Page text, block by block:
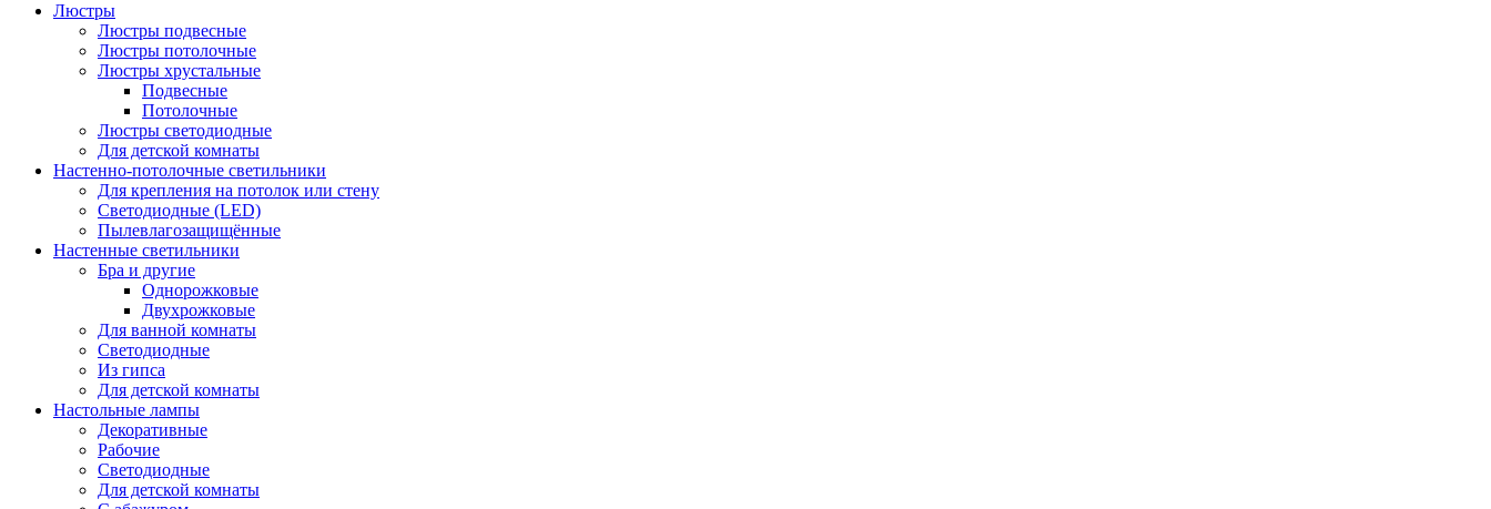
Люстры
Люстры подвесные
Люстры потолочные
Люстры хрустальные
Подвесные
Потолочные
Люстры светодиодные
Для детской комнаты
Настенно-потолочные светильники
Для крепления на потолок или стену
Светодиодные (LED)
Пылевлагозащищённые
Настенные светильники
Бра и другие
Однорожковые
Двухрожковые
Для ванной комнаты
Светодиодные
Из гипса
Для детской комнаты
Настольные лампы
Декоративные
Рабочие
Светодиодные
Для детской комнаты